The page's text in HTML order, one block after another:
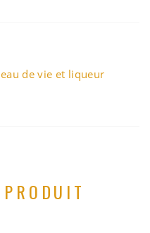
eau de vie et liqueur
PRODUIT